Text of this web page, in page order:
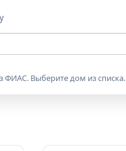
ФИАС. Выберите дом из списка.